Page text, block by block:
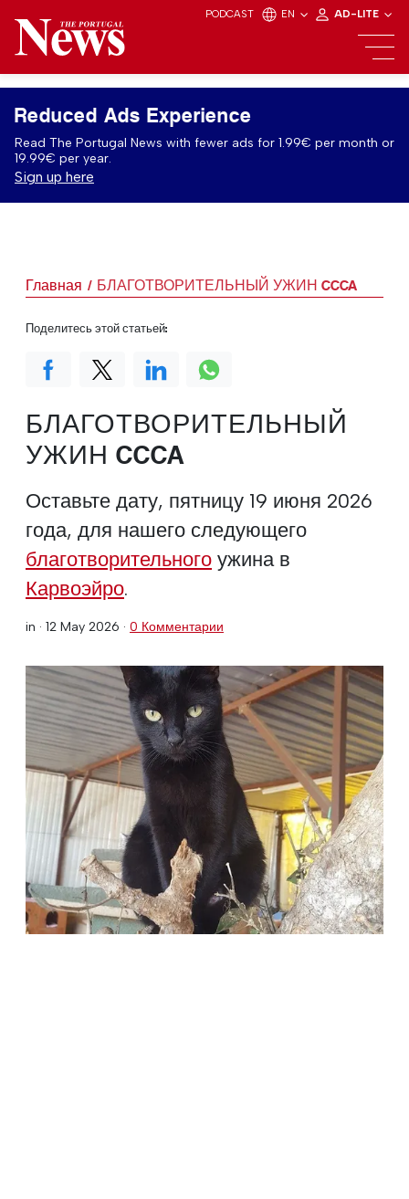
PODCAST EN AD-LITE
Reduced Ads Experience
Read The Portugal News with fewer ads for 1.99€ per month or
19.99€ per year.
Sign up here
Главная БЛАГОТВОРИТЕЛЬНЫЙ УЖИН CCCA
БЛАГОТВОРИТЕЛЬНЫЙ
УЖИН CCCA
Оставьте дату, пятницу 19 июня 2026
года, для нашего следующего
благотворительного ужина в
Карвоэйро.
in · 12 May 2026 · 0 Комментарии
Поделитесь этой статьей: